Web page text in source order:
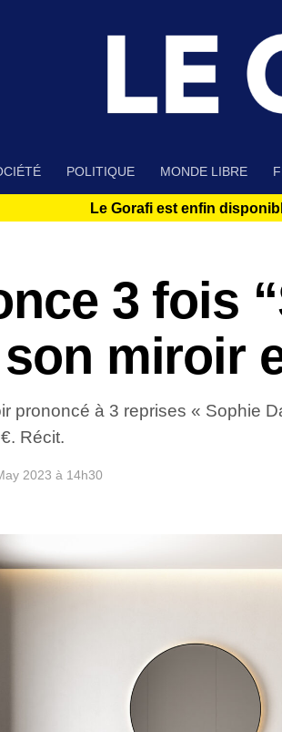
POLITIQUE MONDE LIBRE
Le Gorafi est enfin
3 fois
miroir
prononcé à 3 reprises « Sophie
Récit.
2023 à 14h30